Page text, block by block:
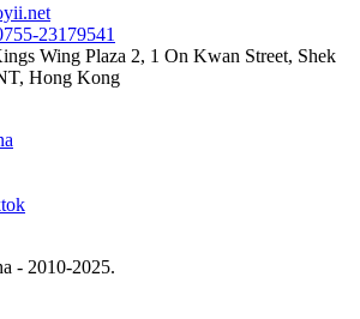
23179541
Wing Plaza 2, 1 On Kwan Street, Shek
Hong Kong
- 2010-2025.